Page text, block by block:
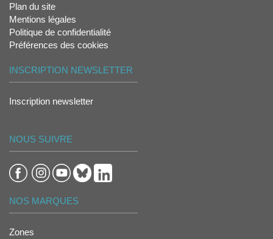
Plan du site
Mentions légales
Politique de confidentialité
Préférences des cookies
INSCRIPTION NEWSLETTER
Inscription newsletter
NOUS SUIVRE
NOS MARQUES
Zones